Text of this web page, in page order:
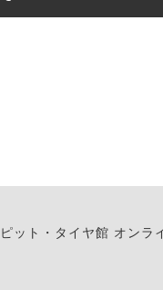
また、やむを得な
ット・タイヤ館 オンラ